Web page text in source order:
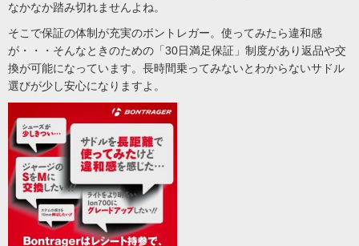
なかなか踏み切れませんよね。
そこで保証の体制が充実のボントレガー。使ってみたら違和感
が・・・そんなときのための「30日満足保証」制度があり返品や交
換が可能になっています。長時間乗ってみないとわからないサドル
選びが少し安心になりますよ。